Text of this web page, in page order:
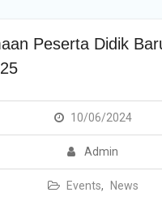
Peserta Didik
10/06/2024
Admin
Events, News